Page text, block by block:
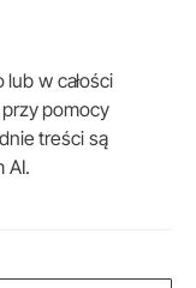
w całości
pomocy
treści są
AI.